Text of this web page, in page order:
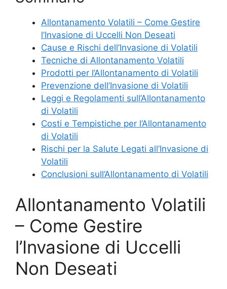
Allontanamento Volatili – Come Gestire
l’Invasione di Uccelli Non Deseati
Cause e Rischi dell’Invasione di Volatili
Tecniche di Allontanamento Volatili
Prodotti per l’Allontanamento di Volatili
Prevenzione dell’Invasione di Volatili
Leggi e Regolamenti sull’Allontanamento
di Volatili
Costi e Tempistiche per l’Allontanamento
di Volatili
Rischi per la Salute Legati all’Invasione di
Volatili
Conclusioni sull’Allontanamento di Volatili
Allontanamento Volatili
– Come Gestire
l’Invasione di Uccelli
Non Deseati